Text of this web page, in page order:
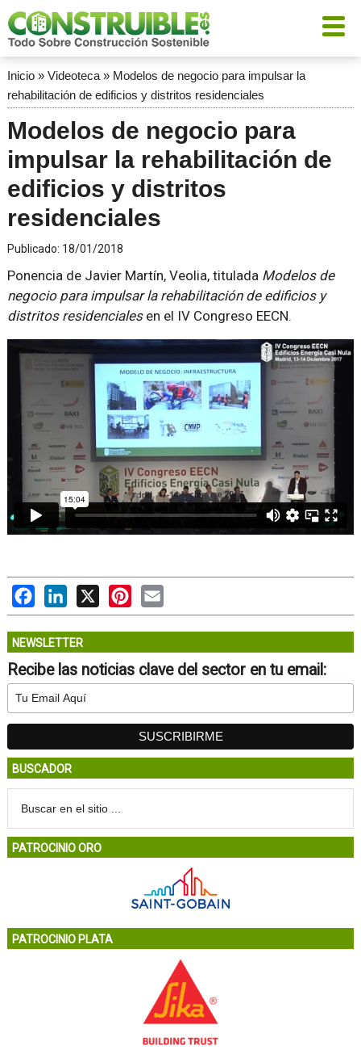
Inicio» Videoteca» Modelos de negocio para impulsar la
rehabilitación de edificios y distritos residenciales
Modelos de negocio para
impulsar la rehabilitación de
edificios y distritos
residenciales
Publicado: 18/01/2018
Ponencia de Javier Martín, Veolia, titulada Modelos de
negocio para impulsar la rehabilitación de edificios y
distritos residencialesen el IV Congreso EECN.
FacebookLinkedIn
X PinterestEmail
NEWSLETTER
Recibe las noticias clave del sector en tu email:
BUSCADOR
PATROCINIO ORO
PATROCINIO PLATA